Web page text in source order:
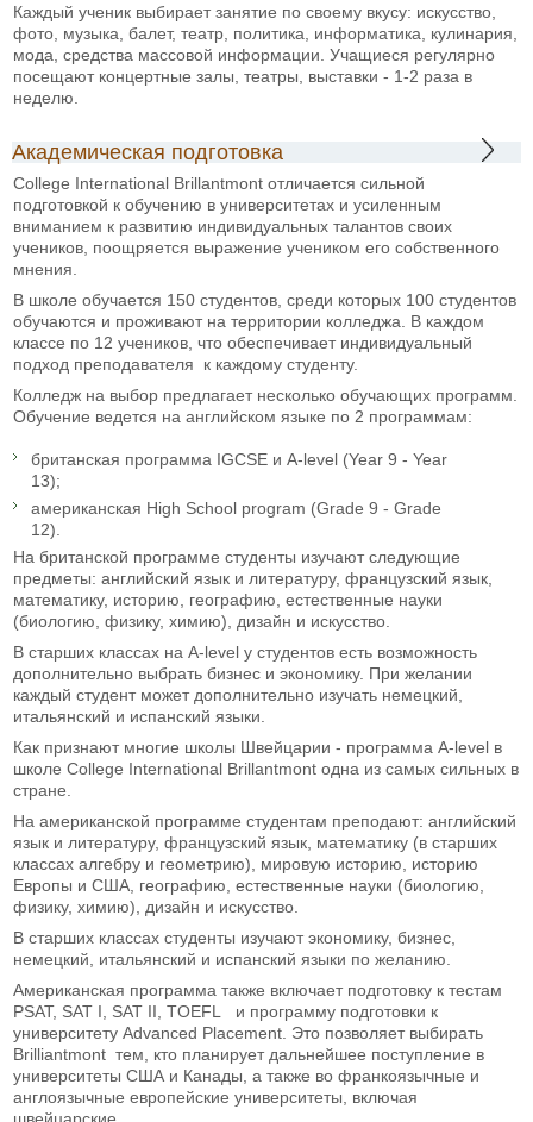
Каждый ученик выбирает занятие по своему вкусу: искусство,
фото, музыка, балет, театр, политика, информатика, кулинария,
мода, средства массовой информации. Учащиеся регулярно
посещают концертные залы, театры, выставки - 1-2 раза в
неделю.
Академическая подготовка
College International Brillantmont отличается сильной
подготовкой к обучению в университетах и усиленным
вниманием к развитию индивидуальных талантов своих
учеников, поощряется выражение учеником его собственного
мнения.
В школе обучается 150 студентов, среди которых 100 студентов
обучаются и проживают на территории колледжа. В каждом
классе по 12 учеников, что обеспечивает индивидуальный
подход преподавателя к каждому студенту.
Колледж на выбор предлагает несколько обучающих программ.
Обучение ведется на английском языке по 2 программам:
британская программа IGCSE и A-level (Year 9 - Year
13);
американская High School program (Grade 9 - Grade
12).
На британской программе студенты изучают следующие
предметы: английский язык и литературу, французский язык,
математику, историю, географию, естественные науки
(биологию, физику, химию), дизайн и искусство.
В старших классах на A-level у студентов есть возможность
дополнительно выбрать бизнес и экономику. При желании
каждый студент может дополнительно изучать немецкий,
итальянский и испанский языки.
Как признают многие школы Швейцарии - программа A-level в
школе College International Brillantmont одна из самых сильных в
стране.
На американской программе студентам преподают: английский
язык и литературу, французский язык, математику (в старших
классах алгебру и геометрию), мировую историю, историю
Европы и США, географию, естественные науки (биологию,
физику, химию), дизайн и искусство.
В старших классах студенты изучают экономику, бизнес,
немецкий, итальянский и испанский языки по желанию.
Американская программа также включает подготовку к тестам
PSAT, SAT I, SAT II, TOEFL и программу подготовки к
университету Advanced Placement. Это позволяет выбирать
Brilliantmont тем, кто планирует дальнейшее поступление в
университеты США и Канады, а также во франкоязычные и
англоязычные европейские университеты, включая
швейцарские.